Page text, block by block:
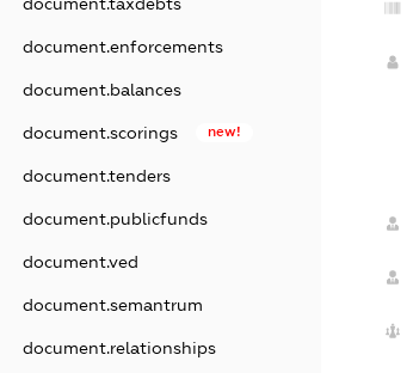
document.enforcements
document.balances
document.scorings new!
document.tenders
document.publicfunds
document.ved
document.semantrum
document.relationships